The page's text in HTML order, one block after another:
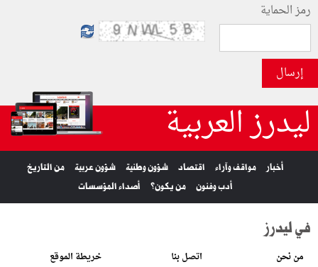
رمز الحماية
إرسال
ليدرز العربية
أخبار مواقف وآراء اقتصاد شؤون وطنية شؤون عربية
من التاريخ
أدب وفنون
من يكون؟ أصداء المؤسسات
في ليدرز
من نحن اتصل بنا خريطة الموقع